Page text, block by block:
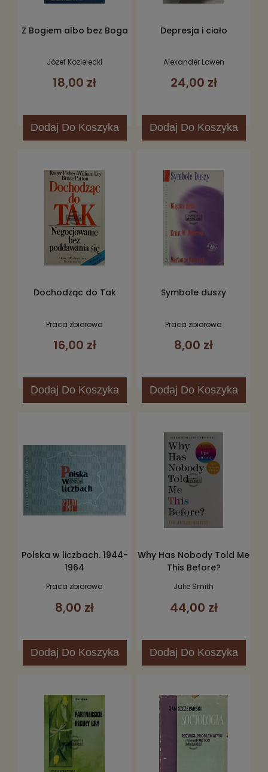
Z Bogiem albo bez Boga
Józef Kozielecki
18,00 zł
Dodaj Do Koszyka
Depresja i ciało
Alexander Lowen
24,00 zł
Dodaj Do Koszyka
Dochodząc do Tak
Praca zbiorowa
16,00 zł
Dodaj Do Koszyka
Symbole duszy
Praca zbiorowa
8,00 zł
Dodaj Do Koszyka
Polska w liczbach. 1944-
1964
Praca zbiorowa
8,00 zł
Dodaj Do Koszyka
Why Has Nobody Told Me
This Before?
Julie Smith
44,00 zł
Dodaj Do Koszyka